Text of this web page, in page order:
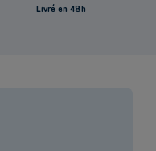
Livré en 48h